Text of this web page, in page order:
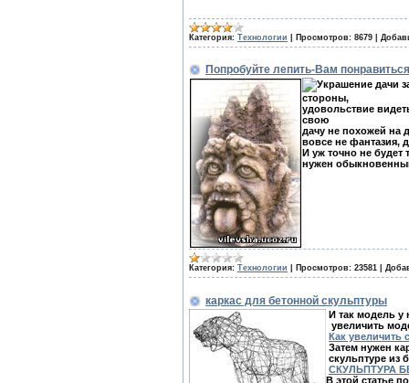
Категория: Технологии Просмотров: 8679
Попробуйте лепить-Вам
Украшение дачи
стороны,
удовольствие
свою
дачу не похожей на
вовсе не фантазия,
И уж точно не будет
нужен
Категория: Технологии Просмотров: 23581
каркас для бетонной скульптуры
И так модель у
увеличить
Как увеличить
Затем нужен
скульптуре из
СКУЛЬПТУРА
В этой статье